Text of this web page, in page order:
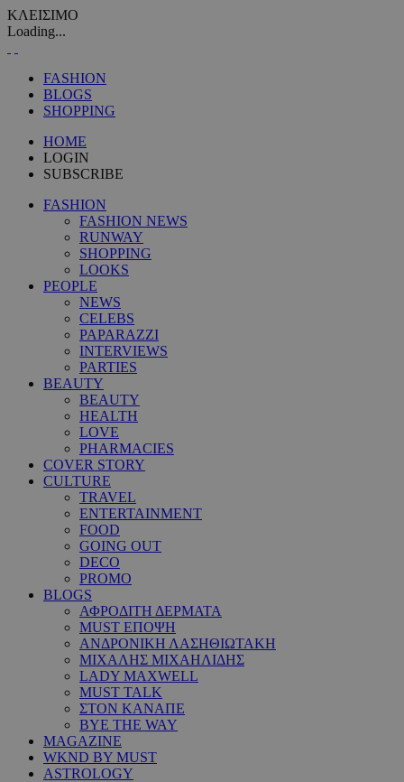
ΚΛΕΙΣΙΜΟ
Loading...
FASHION
BLOGS
SHOPPING
HOME
LOGIN
SUBSCRIBE
FASHION
FASHION NEWS
RUNWAY
SHOPPING
LOOKS
PEOPLE
NEWS
CELEBS
PAPARAZZI
INTERVIEWS
PARTIES
BEAUTY
BEAUTY
HEALTH
LOVE
PHARMACIES
COVER STORY
CULTURE
TRAVEL
ENTERTAINMENT
FOOD
GOING OUT
DECO
PROMO
BLOGS
ΑΦΡΟΔΙΤΗ ΔΕΡΜΑΤΑ
MUST ΕΠΟΨΗ
ΑΝΔΡΟΝΙΚΗ ΛΑΣΗΘΙΩΤΑΚΗ
ΜΙΧΑΛΗΣ ΜΙΧΑΗΛΙΔΗΣ
LADY MAXWELL
MUST TALK
ΣΤΟΝ ΚΑΝΑΠΕ
BYE THE WAY
MAGAZINE
WKND BY MUST
ASTROLOGY